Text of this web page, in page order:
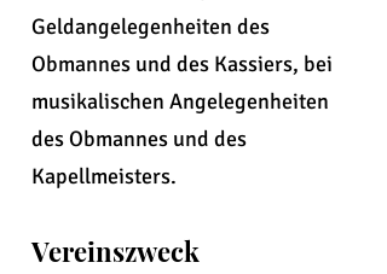
Geldangelegenheiten des
Obmannes und des Kassiers, bei
musikalischen Angelegenheiten
des Obmannes und des
Kapellmeisters.
Vereinszweck